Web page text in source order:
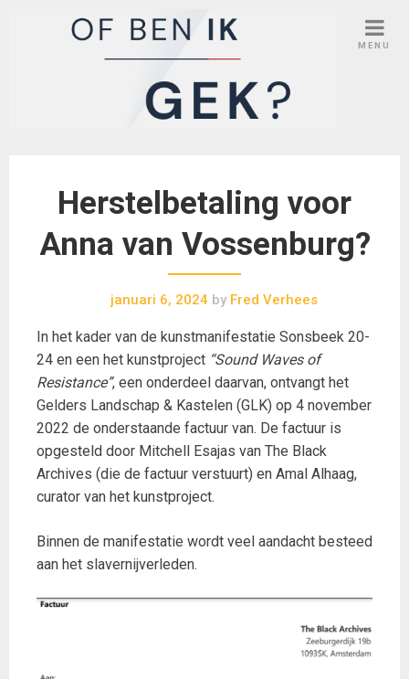
MENU
Herstelbetaling voor
Anna van Vossenburg?
januari 6, 2024 byFred Verhees
In het kader van de kunstmanifestatie Sonsbeek 20-
24 en een het kunstproject “Sound Waves of
Resistance”, een onderdeel daarvan, ontvangt het
Gelders Landschap & Kastelen (GLK) op 4 november
2022 de onderstaande factuur van. De factuur is
opgesteld door Mitchell Esajas van The Black
Archives (die de factuur verstuurt) en Amal Alhaag,
curator van het kunstproject.
Binnen de manifestatie wordt veel aandacht besteed
aan het slavernijverleden.